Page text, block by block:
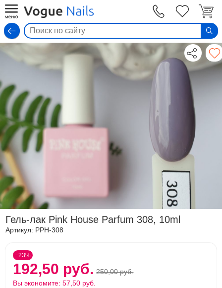
Гель-лак Pink House Parfum 308, 10ml
Артикул: PPH-308
−23%
192,50 руб. 250,00 руб.
Вы экономите:57,50 руб.